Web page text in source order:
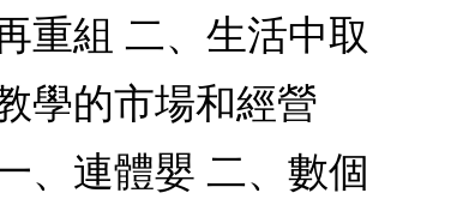
重組 二、生活中取
學的市場和經營
、連體嬰 二、數個